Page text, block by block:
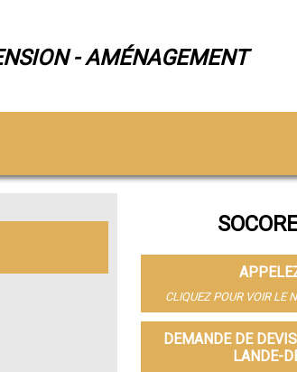
- AMÉNAGEMENT
CLIQUEZ POUR VOIR LE
DEMANDE DE
LANDE-